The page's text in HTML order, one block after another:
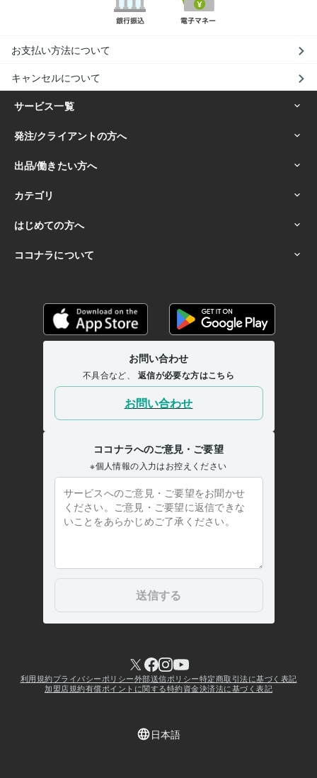
お支払い方法について
キャンセルについて